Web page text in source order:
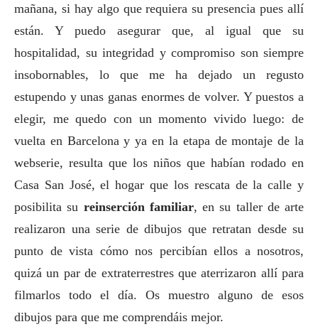
mañana, si hay algo que requiera su presencia pues allí
están. Y puedo asegurar que, al igual que su
hospitalidad, su integridad y compromiso son siempre
insobornables, lo que me ha dejado un regusto
estupendo y unas ganas enormes de volver. Y puestos a
elegir, me quedo con un momento vivido luego: de
vuelta en Barcelona y ya en la etapa de montaje de la
webserie, resulta que los niños que habían rodado en
Casa San José, el hogar que los rescata de la calle y
posibilita su reinserción familiar, en su taller de arte
realizaron una serie de dibujos que retratan desde su
punto de vista cómo nos percibían ellos a nosotros,
quizá un par de extraterrestres que aterrizaron allí para
filmarlos todo el día. Os muestro alguno de esos
dibujos para que me comprendáis mejor.